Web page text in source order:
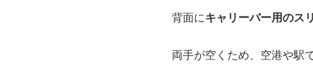
背面にキャリーバー用のス
両手が空くため、空港や駅